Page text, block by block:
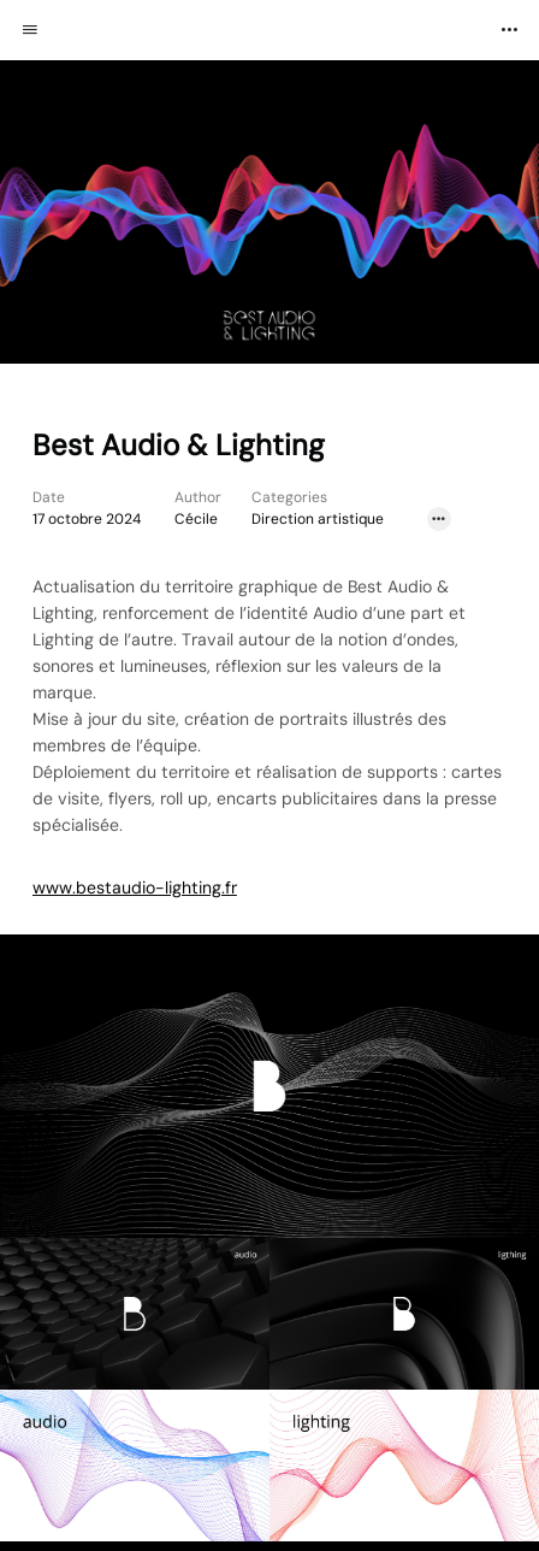
Best Audio & Lighting
Date
17 octobre 2024
Author
Cécile
Categories
Direction artistique
Territoire graphique
Web
Actualisation du territoire graphique de Best Audio &
Lighting, renforcement de l’identité Audio d’une part et
Lighting de l’autre. Travail autour de la notion d’ondes,
sonores et lumineuses, réflexion sur les valeurs de la
marque.
Mise à jour du site, création de portraits illustrés des
membres de l’équipe.
Déploiement du territoire et réalisation de supports : cartes
de visite, flyers, roll up, encarts publicitaires dans la presse
spécialisée.
www.bestaudio-lighting.fr